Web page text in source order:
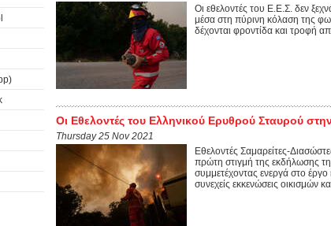
Οι εθελοντές του Ε.Ε.Σ. δεν
μέσα στη πύρινη κόλαση της
δέχονται φροντίδα και τροφή
Οι Εθελοντές του Ελληνικού Ερυθρού Σταυρού
Thursday 25 Nov 2021
Εθελοντές Σαμαρείτες-
πρώτη στιγμή της εκδήλωσης
συμμετέχοντας ενεργά στο
συνεχείς εκκενώσεις οικισμών